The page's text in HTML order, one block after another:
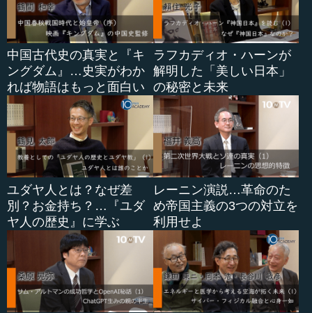
中国古代史の真実と『キ
ングダム』…史実がわか
れば物語はもっと面白い
ラフカディオ・ハーンが
解明した「美しい日本」
の秘密と未来
ユダヤ人とは？なぜ差
別？お金持ち？…『ユダ
ヤ人の歴史』に学ぶ
レーニン演説…革命のた
め帝国主義の3つの対立を
利用せよ